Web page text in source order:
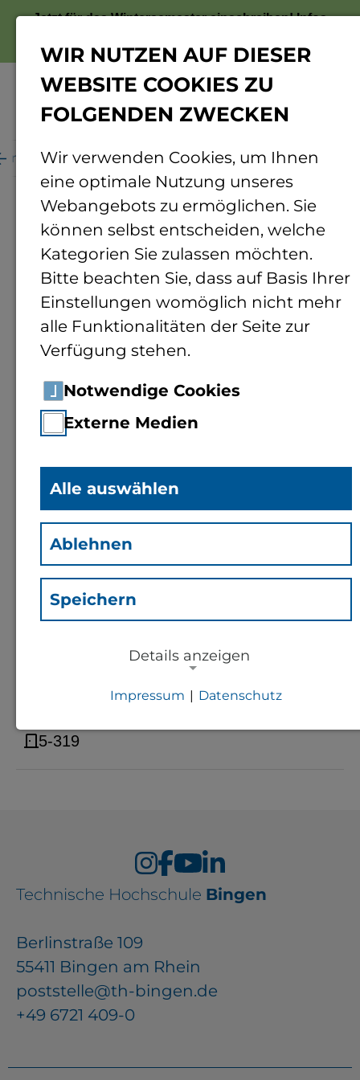
Jetzt für das Wintersemester einschreiben!Infos
Personenverzeichnis Personendetails
Immanuel Bloch (Bhi)
Mitarbeiter International
Office
i.bloch@th-bingen.de
5-319
Technische Hochschule Bingen
Berlinstraße 109
55411 Bingen am Rhein
poststelle@th-bingen.de
+49 6721 409-0
WIR NUTZEN AUF DIESER
WEBSITE COOKIES ZU
FOLGENDEN ZWECKEN
Wir verwenden Cookies, um Ihnen
eine optimale Nutzung unseres
Webangebots zu ermöglichen. Sie
können selbst entscheiden, welche
Kategorien Sie zulassen möchten.
Bitte beachten Sie, dass auf Basis Ihrer
Einstellungen womöglich nicht mehr
alle Funktionalitäten der Seite zur
Verfügung stehen.
Notwendige Cookies
Externe Medien
Alle auswählen
Ablehnen
Speichern
Details anzeigen
Notwendige Cookies zur Session-
EXTERNE MEDIEN
Seitenspezifische Erfassung von
Benutzerdaten durch
Drittanbieter, bspw. über das
Einbinden externer Videos,
Impressum | Datenschutz